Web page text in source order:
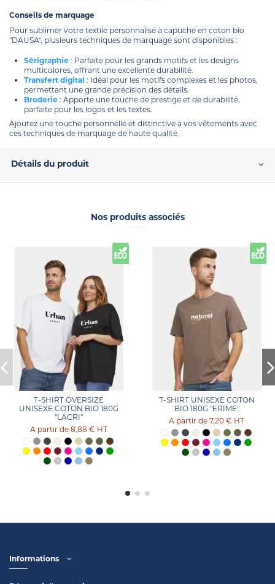
Conseils de marquage
Pour sublimer votre textile personnalisé à capuche en coton bio
"DAUSA", plusieurs techniques de marquage sont disponibles :
Sérigraphie : Parfaite pour les grands motifs et les designs
multicolores, offrant une excellente durabilité.
Transfert digital : Idéal pour les motifs complexes et les photos,
permettant une grande précision des détails.
Broderie : Apporte une touche de prestige et de durabilité,
parfaite pour les logos et les textes.
Ajoutez une touche personnelle et distinctive à vos vêtements avec
ces techniques de marquage de haute qualité.
Détails du produit
Nos produits associés
T-SHIRT OVERSIZE
UNISEXE COTON BIO 180G
"LACRI"
8,88 € HT
T-SHIRT UNISEXE COTON
BIO 180G "ERIME"
7,20 € HT
Informations